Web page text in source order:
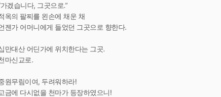
가겠습니다, 그곳으로.”
옥의 팔찌를 왼손에 채운 채
젠가 어머니에게 들었던 그곳으로 향한다.
만대산 어딘가에 위치한다는 그곳.
마신교로.
원무림이여, 두려워하라!
금에 다시없을 천마가 등장하였으니!